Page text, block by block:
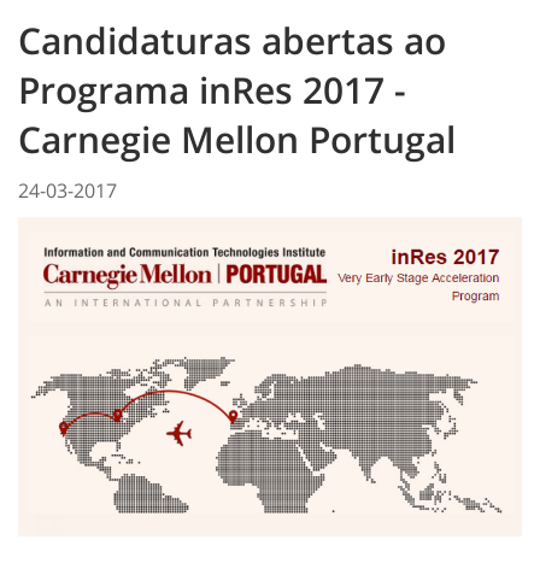
Candidaturas abertas ao
Programa inRes 2017 -
Carnegie Mellon Portugal
24-03-2017